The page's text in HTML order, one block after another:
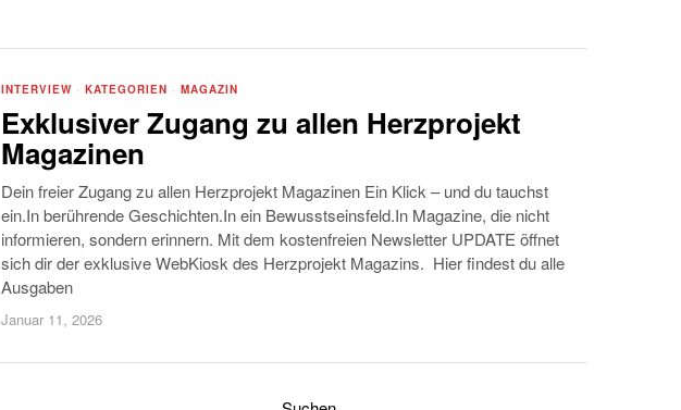
INTERVIEW · KATEGORIEN · MAGAZIN
Exklusiver Zugang zu allen Herzprojekt
Magazinen
Dein freier Zugang zu allen Herzprojekt Magazinen Ein Klick – und du tauchst
ein.In berührende Geschichten.In ein Bewusstseinsfeld.In Magazine, die nicht
informieren, sondern erinnern. Mit dem kostenfreien Newsletter UPDATE öffnet
sich dir der exklusive WebKiosk des Herzprojekt Magazins. Hier findest du alle
Ausgaben
Januar 11, 2026